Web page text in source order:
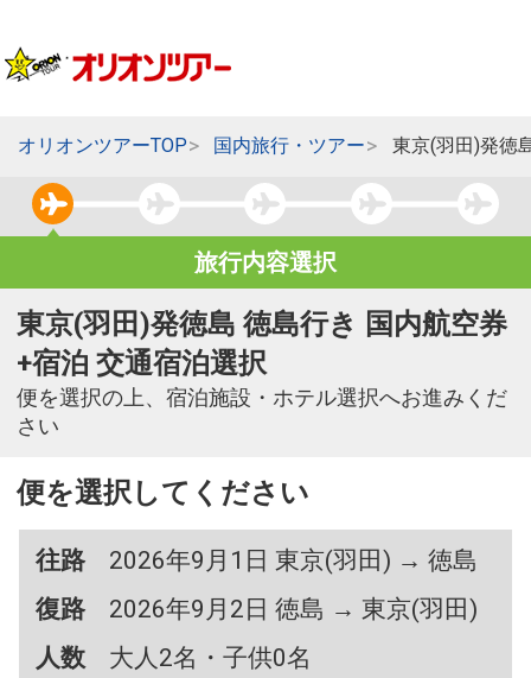
オリオンツアーTOP 国内旅行・ツアー 東京(羽田)発徳
旅行内容選択
東京(羽田)発徳島 徳島行き 国内航空券
+宿泊 交通宿泊選択
便を選択の上、宿泊施設・ホテル選択へお進みくだ
さい
便を選択してください
往路
2026年9月1日 東京(羽田) → 徳島
復路
2026年9月2日 徳島 → 東京(羽田)
人数
大人2名・子供0名